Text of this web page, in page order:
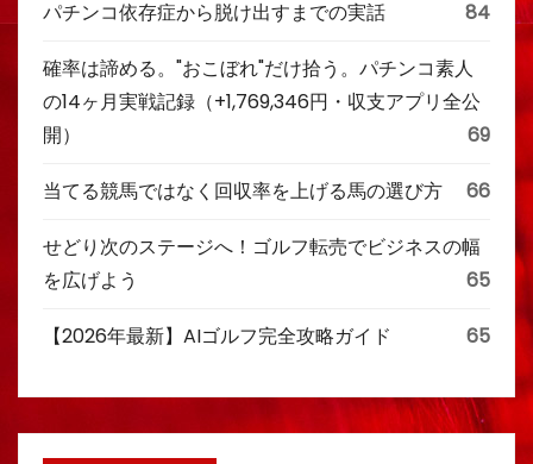
パチンコ依存症から脱け出すまでの実話 84
確率は諦める。"おこぼれ"だけ拾う。パチンコ素人
の14ヶ月実戦記録（+1,769,346円・収支アプリ全公
開）
69
当てる競馬ではなく回収率を上げる馬の選び方 66
せどり次のステージへ！ゴルフ転売でビジネスの幅
を広げよう
65
【2026年最新】AIゴルフ完全攻略ガイド 65